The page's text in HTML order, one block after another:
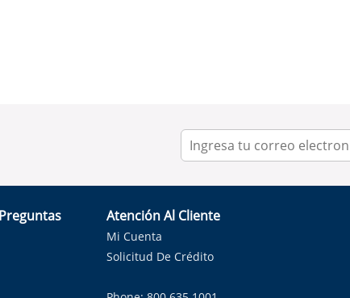
Atención Al Cliente
Mi Cuenta
Solicitud De Crédito